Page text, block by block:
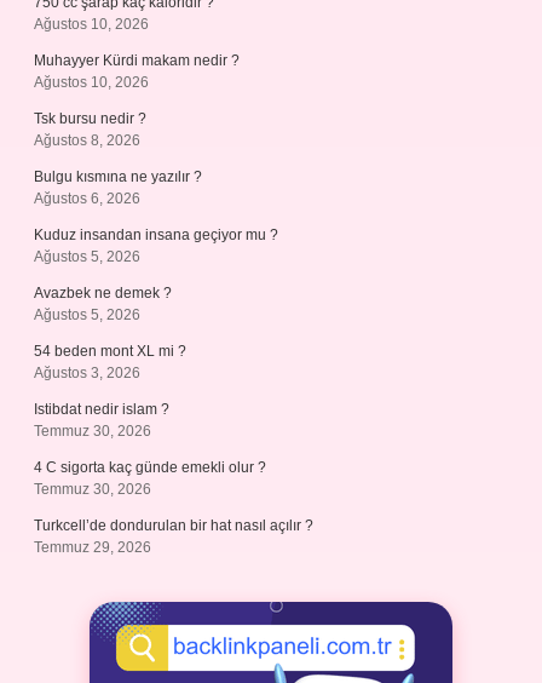
Ağustos 10, 2026
Muhayyer Kürdi makam nedir ?
Ağustos 10, 2026
Tsk bursu nedir ?
Ağustos 8, 2026
Bulgu kısmına ne yazılır ?
Ağustos 6, 2026
Kuduz insandan insana geçiyor mu ?
Ağustos 5, 2026
Avazbek ne demek ?
Ağustos 5, 2026
54 beden mont XL mi ?
Ağustos 3, 2026
Istibdat nedir islam ?
Temmuz 30, 2026
4 C sigorta kaç günde emekli olur ?
Temmuz 30, 2026
Turkcell’de dondurulan bir hat nasıl açılır ?
Temmuz 29, 2026